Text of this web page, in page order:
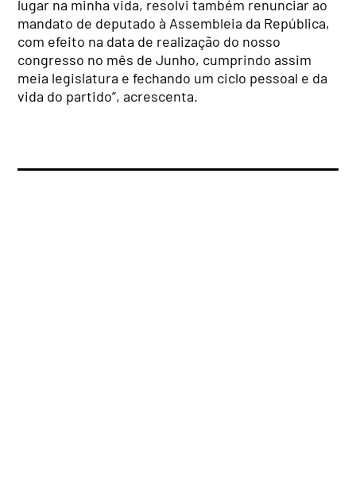
lugar na minha vida, resolvi também renunciar ao
mandato de deputado à Assembleia da República,
com efeito na data de realização do nosso
congresso no mês de Junho, cumprindo assim
meia legislatura e fechando um ciclo pessoal e da
vida do partido”, acrescenta.